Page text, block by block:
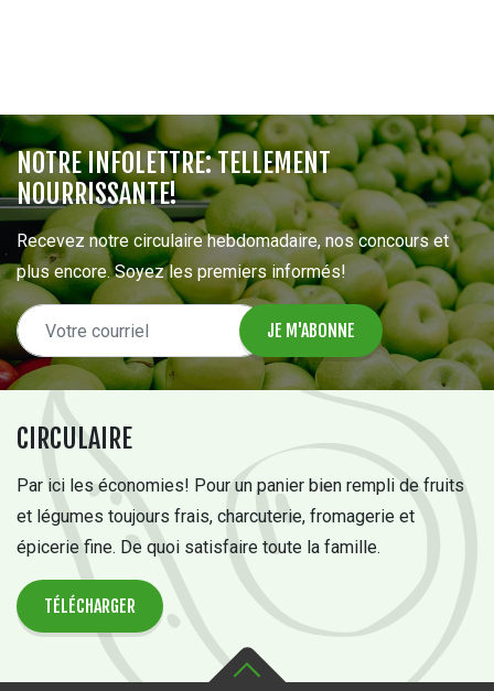
CIRCULAIRE
Par ici les économies! Pour un panier bien rempli de fruits
et légumes toujours frais, charcuterie, fromagerie et
épicerie fine. De quoi satisfaire toute la famille.
TÉLÉCHARGER
NOTRE INFOLETTRE: TELLEMENT
NOURRISSANTE!
Recevez notre circulaire hebdomadaire, nos concours et
plus encore. Soyez les premiers informés!